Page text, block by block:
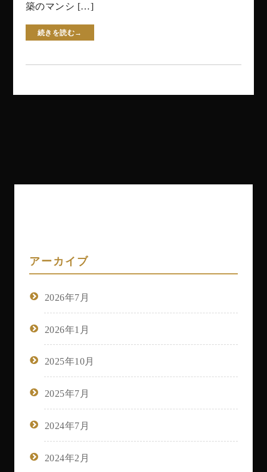
築のマンシ […]
続きを読む→
アーカイブ
2026年7月
2026年1月
2025年10月
2025年7月
2024年7月
2024年2月